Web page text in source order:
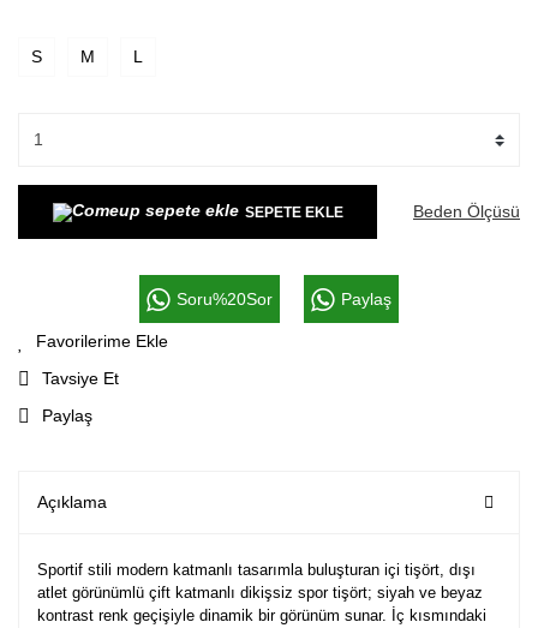
S M L
SEPETE EKLE Beden Ölçüsü
Soru%20Sor Paylaş
Tavsiye Et
Paylaş
Açıklama
Sportif stili modern katmanlı tasarımla buluşturan içi tişört, dışı
atlet görünümlü çift katmanlı dikişsiz spor tişört; siyah ve beyaz
kontrast renk geçişiyle dinamik bir görünüm sunar. İç kısmındaki